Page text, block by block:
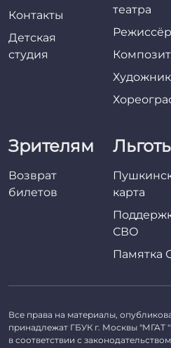
Контакты
Детская
студия
театра
Зрителям
Возврат
билетов
карта
СВО
Памятка
Все права на материалы,
принадлежат ГБУК г. Москвы "МГАТ
в соответствии с